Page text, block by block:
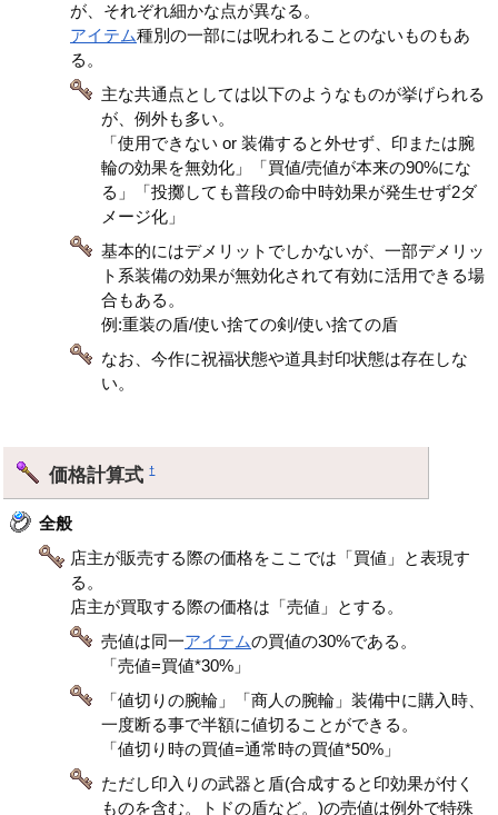
が、それぞれ細かな点が異なる。
アイテム種別の一部には呪われることのないものもあ
る。
主な共通点としては以下のようなものが挙げられる
が、例外も多い。
「使用できない or 装備すると外せず、印または腕
輪の効果を無効化」「買値/売値が本来の90%にな
る」「投擲しても普段の命中時効果が発生せず2ダ
メージ化」
基本的にはデメリットでしかないが、一部デメリッ
ト系装備の効果が無効化されて有効に活用できる場
合もある。
例:重装の盾/使い捨ての剣/使い捨ての盾
なお、今作に祝福状態や道具封印状態は存在しな
い。
価格計算式†
全般
店主が販売する際の価格をここでは「買値」と表現す
る。
店主が買取する際の価格は「売値」とする。
売値は同一アイテムの買値の30%である。
「売値=買値*30%」
「値切りの腕輪」「商人の腕輪」装備中に購入時、
一度断る事で半額に値切ることができる。
「値切り時の買値=通常時の買値*50%」
ただし印入りの武器と盾(合成すると印効果が付く
ものを含む。トドの盾など。)の売値は例外で特殊